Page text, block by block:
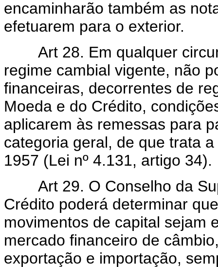
encaminharão também as
efetuarem para o exterior.
Art 28. Em qualquer
regime cambial vigente, não
financeiras, decorrentes de
Moeda e do Crédito,
aplicarem às remessas para
categoria geral, de que trata
1957 (Lei nº 4.131, artigo 34).
Art 29. O Conselho da
Crédito poderá determinar
movimentos de capital sejam
mercado financeiro de
exportação e importação,